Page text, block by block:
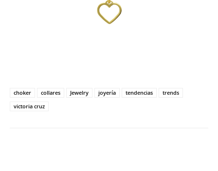
choker collares Jewelry joyería tendencias
trends
victoria cruz